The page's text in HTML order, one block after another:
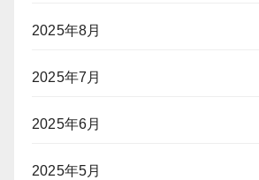
2025年8月
2025年7月
2025年6月
2025年5月